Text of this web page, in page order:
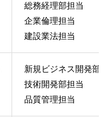
総務経理部担当
企業倫理担当
建設業法担当
新規ビジネス開発部長
技術開発部担当
品質管理担当